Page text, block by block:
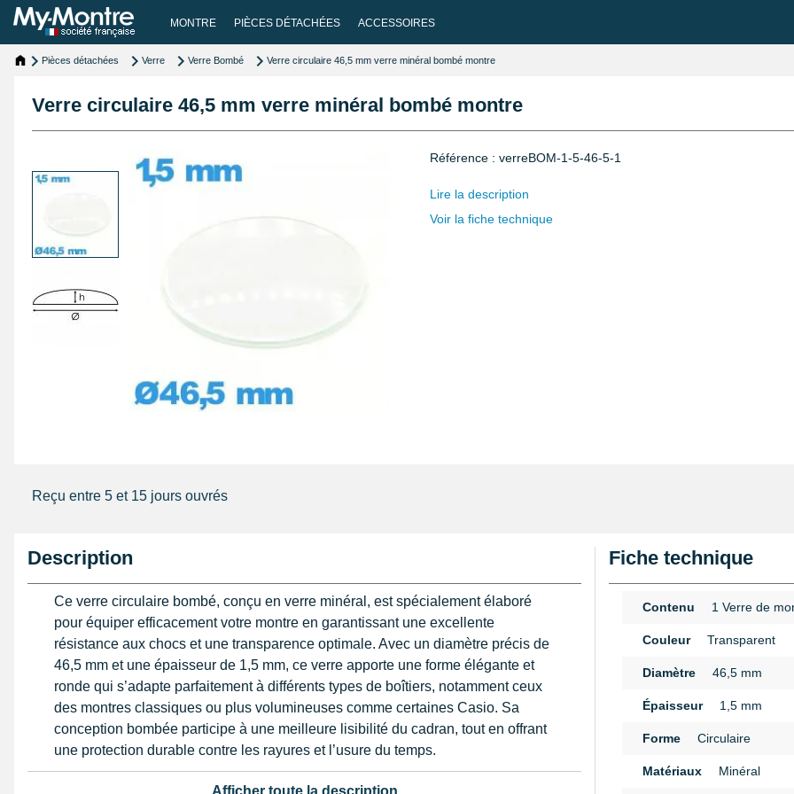
MONTRE PIÈCES DÉTACHÉES ACCESSOIRES
Pièces détachées Verre Verre Bombé Verre circulaire 46,5 mm verre minéral bombé montre
Verre circulaire 46,5 mm verre minéral bombé montre
Référence : verreBOM-1-5-46-5-1
Lire la description
Voir la fiche technique
Reçu entre 5 et 15 jours ouvrés
Description
Ce verre circulaire bombé, conçu en verre minéral, est spécialement élaboré
pour équiper efficacement votre montre en garantissant une excellente
résistance aux chocs et une transparence optimale. Avec un diamètre précis de
46,5 mm et une épaisseur de 1,5 mm, ce verre apporte une forme élégante et
ronde qui s’adapte parfaitement à différents types de boîtiers, notamment ceux
des montres classiques ou plus volumineuses comme certaines Casio. Sa
conception bombée participe à une meilleure lisibilité du cadran, tout en offrant
une protection durable contre les rayures et l’usure du temps.
Pour ajuster parfaitement ce verre sur votre boîtier, il est essentiel de prendre
Afficher toute la description
Fiche technique
Contenu 1 Verre de
Couleur Transparent
Diamètre 46,5 mm
Épaisseur 1,5 mm
Forme Circulaire
Matériaux Minéral